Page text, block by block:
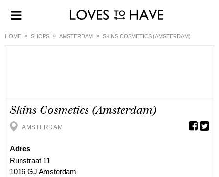
HOME SHOPS AMSTERDAM SKINS COSMETICS (AMSTERDAM)
Skins Cosmetics (Amsterdam)
AMSTERDAM
Adres
Runstraat 11
1016 GJ Amsterdam